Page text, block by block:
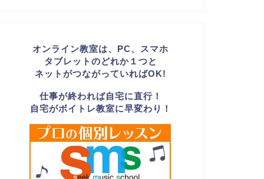
オンライン教室は、PC、スマホ
タブレットのどれか１つと
ネットがつながっていればOK!
仕事が終われば自宅に直行！
自宅がボイトレ教室に早変わり！